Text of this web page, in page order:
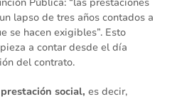
lapso de tres años contados a
se hacen exigibles”. Esto
a contar desde el día
del contrato.
social, es decir,